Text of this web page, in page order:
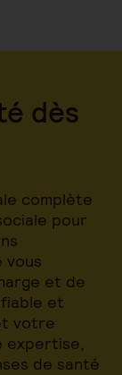
dès
complète
pour
vous
et de
et
votre
expertise,
de santé